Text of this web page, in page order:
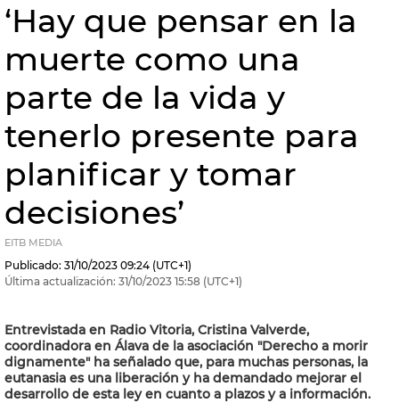
‘Hay que pensar en la
muerte como una
parte de la vida y
tenerlo presente para
planificar y tomar
decisiones’
EITB MEDIA
Publicado: 31/10/2023 09:24 (UTC+1)
Última actualización: 31/10/2023 15:58 (UTC+1)
Entrevistada en Radio Vitoria, Cristina Valverde,
coordinadora en Álava de la asociación "Derecho a morir
dignamente" ha señalado que, para muchas personas, la
eutanasia es una liberación y ha demandado mejorar el
desarrollo de esta ley en cuanto a plazos y a información.